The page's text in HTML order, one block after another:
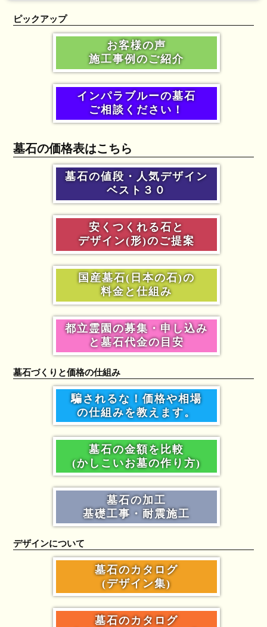
ピックアップ
お客様の声
施工事例のご紹介
インパラブルーの墓石
ご相談ください！
墓石の価格表はこちら
墓石の値段・人気デザイン
ベスト３０
安くつくれる石と
デザイン(形)のご提案
国産墓石(日本の石)の
料金と仕組み
都立霊園の募集・申し込み
と墓石代金の目安
墓石づくりと価格の仕組み
騙されるな！価格や相場
の仕組みを教えます。
墓石の金額を比較
(かしこいお墓の作り方)
墓石の加工
基礎工事・耐震施工
デザインについて
墓石のカタログ
(デザイン集)
墓石のカタログ